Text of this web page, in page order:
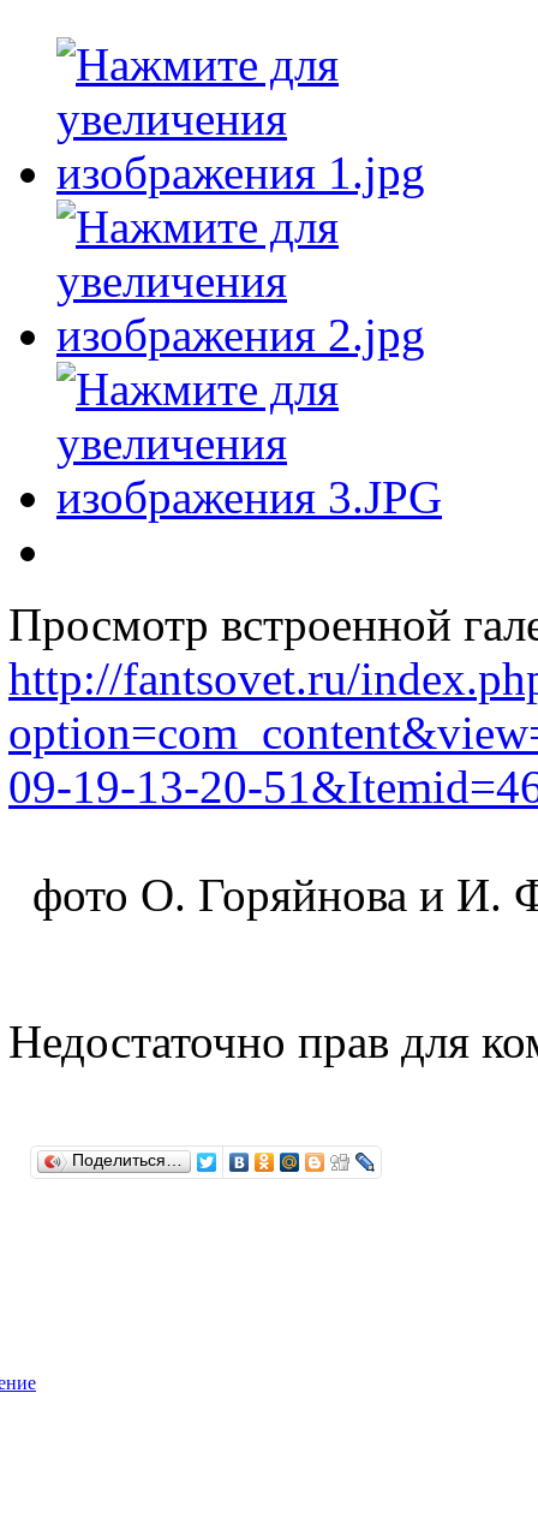
Просмотр встроенной
http://fantsovet.ru/
09-19-13-20-
фото О. Горяйнова и И.
Недостаточно прав для
Поделиться…